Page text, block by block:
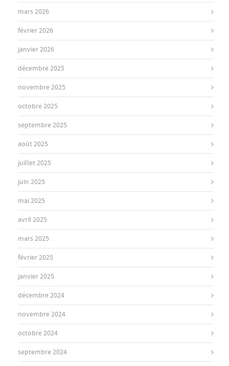
mars 2026
février 2026
janvier 2026
décembre 2025
novembre 2025
octobre 2025
septembre 2025
août 2025
juillet 2025
juin 2025
mai 2025
avril 2025
mars 2025
février 2025
janvier 2025
décembre 2024
novembre 2024
octobre 2024
septembre 2024